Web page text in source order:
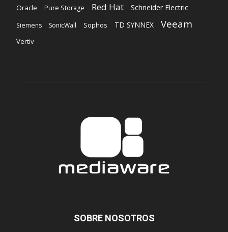
Oracle Pure Storage Red Hat Schneider Electric
Siemens SonicWall Sophos TD SYNNEX Veeam
Vertiv
SOBRE NOSOTROS